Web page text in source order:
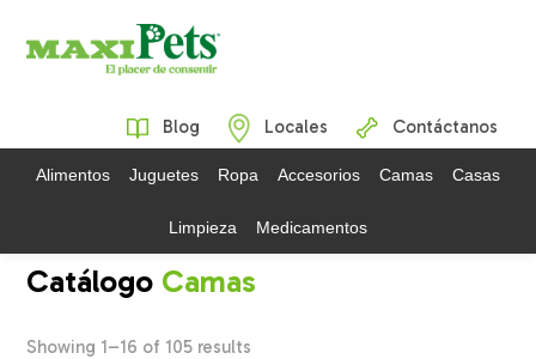
Blog Locales Contáctanos
Alimentos Juguetes Ropa Accesorios Camas Casas
Limpieza Medicamentos
Camas
Showing 1–16 of 105 results